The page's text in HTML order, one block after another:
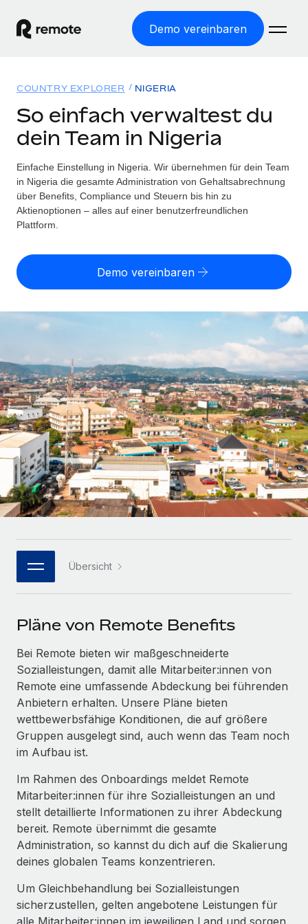
Demo vereinbaren
WELTWEITE BESCHÄFTIGUNG
Globale Payroll
Einfache, rechtssicher Payroll
Employer of Record
Weltweites Wachstum ohne Kosten für Niederlassungen
Contractor of Record
Rechtssichere, weltweite Arbeit mit Freelancer:innen
Globales Onboarding und Verwalten von
Auslagern von komplexen HR-Aufgaben
INFRASTRUKTUR
Remote Embedded
Nahtlose Integration der HR in bestehende Abläufe
Plattform
Integrierte HR-Kernfunktionen für dein Team
MCP
Integrationen
Tools
DIENSTLEISTUNGEN
Frag unsere Expert:innen
Hilfe von Expert:innen für globale HR & Compliance
Background-Checks
Einfacheres Bewerber:innen-Screening
Compliance Watchtower
Lückenlose Compliance
Geräteverwaltung
Globale Bereitstellung und Verfolgung von IT-
Geräten
Gründung von Niederlassungen
Schnelle, rechtssichere Gründung von
Lösungen
WELTWEITE ABDECKUNG
Country Explorer
Länderspezifische Unterstützung bei der Einstellung
Einfache Einstellung in allen US-Bundesstaaten
Startups
Agile HR- und Payroll-Lösungen für wachsende
Unternehmen
Mittelstand
Maßgeschneiderte HR-Lösungen, um Teams zu
vergrößern
Enterprise
Globale HR für Konzerne und Großunternehmen
PARTNER WERDEN
Flexible Einbettung von Global-HR-Funktionen in deine
Entdecke die Möglichkeiten einer Partnerschaft
Remote Build
Demnächst verfügbar
Beratung zu Integrationen und KI-Automatisierung
FALLSTUDIEN
So hat der KI-Vorreiter Weaviate sein Team mit
Remote um 120 % vergrößert
Weaviate auf einen Blick Weaviate entwickelt KI-basierte
Open-Source-Infrastrukturen. Das...
Mehr erfahren
Strategische Partnerschaft zwischen
Reverse Tech und Remote für Contractor
Ressourcen
TOOLS UND RECHNER
Scheinselbstständigkeitsrisiko berechnen
Personalkostenrechner
Honorarzahlungen berechnen
Informationen zu möglichen Währungen und
Abwicklungsfristen für globale Freelancer:innen
LERNEN MIT REMOTE
Forschung und Leitfäden
Fallstudien
HR-Glossar
Bibliothek für Stellenbeschreibungen
Webinare
Events
Newsroom
Informationen zu Gehältern und Qualifikationen
Insights Center
Hol dir Unterstützung
BLOG
Globale Payroll
EOR und PEO
Contractor Management
Preise
Français
Deutsch
Español
Italiano
Português (Portugal)
한국어
Anmelden
COUNTRY EXPLORER NIGERIA
So einfach verwaltest du
dein Team in Nigeria
Einfache Einstellung in Nigeria. Wir übernehmen für dein Team
in Nigeria die gesamte Administration von Gehaltsabrechnung
über Benefits, Compliance und Steuern bis hin zu
Aktienoptionen – alles auf einer benutzerfreundlichen
Plattform.
Demo vereinbaren
Übersicht
Pläne von Remote Benefits
Bei Remote bieten wir maßgeschneiderte
Sozialleistungen, damit alle Mitarbeiter:innen von
Remote eine umfassende Abdeckung bei führenden
Anbietern erhalten. Unsere Pläne bieten
wettbewerbsfähige Konditionen, die auf größere
Gruppen ausgelegt sind, auch wenn das Team noch
im Aufbau ist.
Im Rahmen des Onboardings meldet Remote
Mitarbeiter:innen für ihre Sozialleistungen an und
stellt detaillierte Informationen zu ihrer Abdeckung
bereit. Remote übernimmt die gesamte
Administration, so kannst du dich auf die Skalierung
deines globalen Teams konzentrieren.
Um Gleichbehandlung bei Sozialleistungen
sicherzustellen, gelten angebotene Leistungen für
alle Mitarbeiter:innen im jeweiligen Land und sorgen